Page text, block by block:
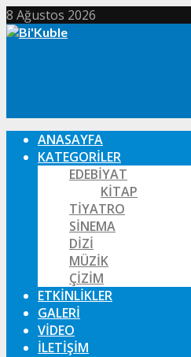
8 Ağustos 2026
ANASAYFA
KATEGORILER
EDEBIYAT
KITAP
TIYATRO
SINEMA
DIZI
MÜZIK
ÇIZIM
ETKINLIKLER
GALERI
VIDEO
İLETIŞIM